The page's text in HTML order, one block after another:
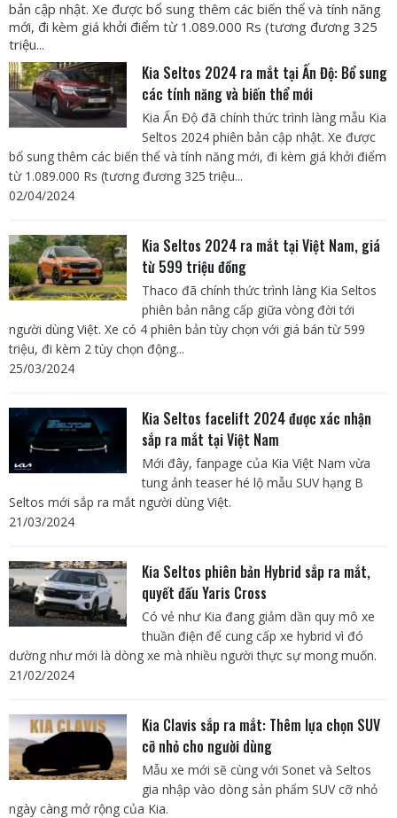
bản cập nhật. Xe được bổ sung thêm các biến thể và tính năng
mới, đi kèm giá khởi điểm từ 1.089.000 Rs (tương đương 325
triệu...
Kia Seltos 2024 ra mắt tại Ấn Độ: Bổ sung
các tính năng và biến thể mới
Kia Ấn Độ đã chính thức trình làng mẫu Kia
Seltos 2024 phiên bản cập nhật. Xe được
bổ sung thêm các biến thể và tính năng mới, đi kèm giá khởi điểm
từ 1.089.000 Rs (tương đương 325 triệu...
02/04/2024
Kia Seltos 2024 ra mắt tại Việt Nam, giá
từ 599 triệu đồng
Thaco đã chính thức trình làng Kia Seltos
phiên bản nâng cấp giữa vòng đời tới
người dùng Việt. Xe có 4 phiên bản tùy chọn với giá bán từ 599
triệu, đi kèm 2 tùy chọn động...
25/03/2024
Kia Seltos facelift 2024 được xác nhận
sắp ra mắt tại Việt Nam
Mới đây, fanpage của Kia Việt Nam vừa
tung ảnh teaser hé lộ mẫu SUV hạng B
Seltos mới sắp ra mắt người dùng Việt.
21/03/2024
Kia Seltos phiên bản Hybrid sắp ra mắt,
quyết đấu Yaris Cross
Có vẻ như Kia đang giảm dần quy mô xe
thuần điện để cung cấp xe hybrid vì đó
dường như mới là dòng xe mà nhiều người thực sự mong muốn.
21/02/2024
Kia Clavis sắp ra mắt: Thêm lựa chọn SUV
cỡ nhỏ cho người dùng
Mẫu xe mới sẽ cùng với Sonet và Seltos
gia nhập vào dòng sản phẩm SUV cỡ nhỏ
ngày càng mở rộng của Kia.